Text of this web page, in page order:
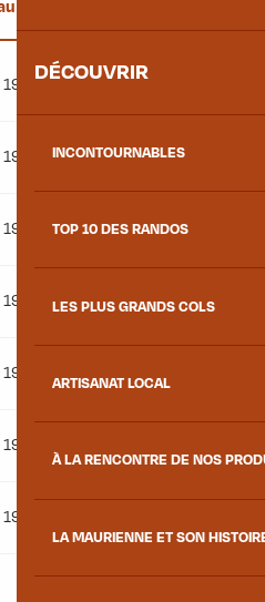
DÉCOUVRIR
INCONTOURNABLES
TOP 10 DES RANDOS
LES PLUS GRANDS COLS
ARTISANAT LOCAL
À LA RENCONTRE DE NOS
LA MAURIENNE ET SON
mars 2026
19:00